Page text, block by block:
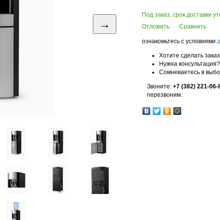
→
Под заказ, срок доставки
Отложить
Сравнить
ознакомьтесь с условиями
Хотите сделать
Нужна консультация?
Сомневаетесь в
Звоните: +7 (382) 221-06-
перезвоним.